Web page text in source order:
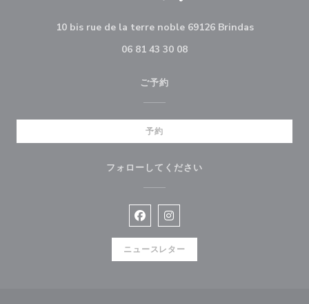
10 bis rue de la terre noble 69126 Brindas((新しいウ
06 81 43 30 08
ご予約
予約
フォローしてください
Facebook ((新しいウィンドウで
Instagram ((新しいウィン
ニュースレター